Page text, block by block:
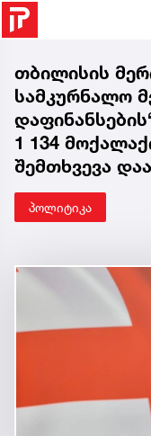
თბილისის
სამკურნალო
1 134
შემთხვევა
პოლიტიკა